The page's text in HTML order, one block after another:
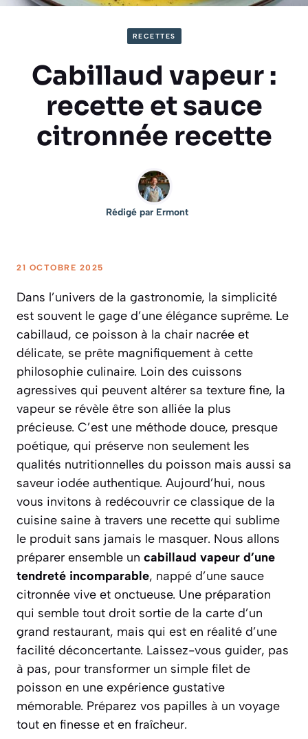
RECETTES
Cabillaud vapeur :
recette et sauce
citronnée recette
Rédigé par Ermont
21 OCTOBRE 2025
Dans l’univers de la gastronomie, la simplicité
est souvent le gage d’une élégance suprême. Le
cabillaud, ce poisson à la chair nacrée et
délicate, se prête magnifiquement à cette
philosophie culinaire. Loin des cuissons
agressives qui peuvent altérer sa texture fine, la
vapeur se révèle être son alliée la plus
précieuse. C’est une méthode douce, presque
poétique, qui préserve non seulement les
qualités nutritionnelles du poisson mais aussi sa
saveur iodée authentique. Aujourd’hui, nous
vous invitons à redécouvrir ce classique de la
cuisine saine à travers une recette qui sublime
le produit sans jamais le masquer. Nous allons
préparer ensemble un cabillaud vapeur d’une
tendreté incomparable, nappé d’une sauce
citronnée vive et onctueuse. Une préparation
qui semble tout droit sortie de la carte d’un
grand restaurant, mais qui est en réalité d’une
facilité déconcertante. Laissez-vous guider, pas
à pas, pour transformer un simple filet de
poisson en une expérience gustative
mémorable. Préparez vos papilles à un voyage
tout en finesse et en fraîcheur.